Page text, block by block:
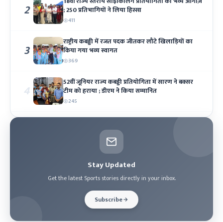
2
; 250 प्रतिभागियों ने लिया हिस्सा
411
3
राष्ट्रीय कबड्डी में रजत पदक जीतकर लौटे खिलाड़ियों का
किया गया भव्य स्वागत
369
4
52वीं जूनियर राज्य कबड्डी प्रतियोगिता में सारण ने बक्सर
टीम को हराया ; डीएम ने किया सम्मानित
245
Stay Updated
Get the latest Sports stories directly in your inbox.
Subscribe